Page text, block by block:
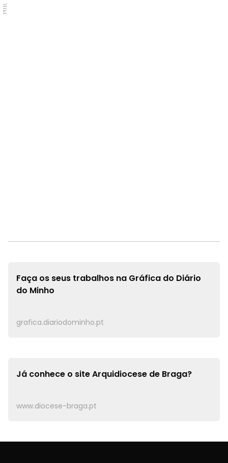
PUB.
Faça os seus trabalhos na Gráfica do Diário
do Minho
grafica.diariodominho.pt
Já conhece o siteArquidiocese de Braga?
www.diocese-braga.pt